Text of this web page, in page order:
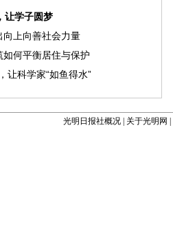
光明日报社概况 关于光明网